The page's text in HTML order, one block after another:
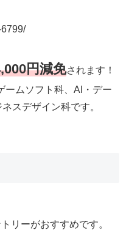
円減免されます！
ムソフト科、AI・デー
スデザイン科です。
リーがおすすめです。